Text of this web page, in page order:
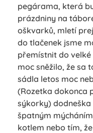
pegárama, která
prázdniny na
oškvarků, mletí
do tlačenek jsme
přemístnit do
moc sněžilo, že sa
sádla letos moc
(Rozetka dokonca
sýkorky) dodneška
špatným
kotlem nebo tím,